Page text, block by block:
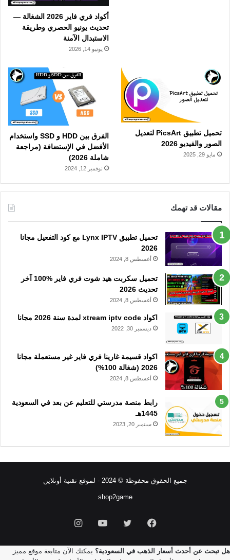
أكواد فري فاير 2026 الشغالة —
تحديث يونيو الحصري وطريقة
الاستبدال الآمنة
يونيو 14, 2026
تحميل تطبيق PicsArt لتعديل
الصور والفيديو 2026
مايو 29, 2025
الفرق بين HDD و SSD واستخدام
الأفضل في الإستضافة (مراجعة
شاملة 2026)
نوفمبر 12, 2024
مقالات قد تهمك
تحميل تطبيق Lynx IPTV مع كود التفعيل مجانا
2026
أغسطس 8, 2024
تحميل سكربت هيد شوت فري فاير %100 آخر
تحديث 2026
أغسطس 8, 2024
اكواد xtream iptv code لمدة سنة 2026 مجانا
ديسمبر 30, 2022
اكواد قسيمة غارينا فري فاير غير مستعملة مجانا
2026 (شغالة 100%)
أغسطس 8, 2024
رابط منصة مدرستي للتعليم عن بعد في السعودية
1445هـ
سبتمبر 20, 2023
جميع الحقوق محفوظة © 2024 - لموقع تقنية أونلاين
shop2game
فيسبوك تويتر يوتيوبانستقرام
هل تبحث عن أحدث أسعار الذهب في السعودية؟ يمكنك الآن متابعة موقع مميز